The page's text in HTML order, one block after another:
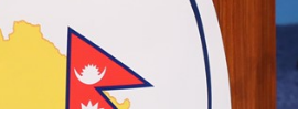
र प्रहरीबिच झडपः तीनकुने-वानेश्वर क्षेत्र
अडियन्स च्वाइस अवार्ड
प्रेस सेन्टरको
हानलाई मजदुर संगठनहरुको ध्यानाकर्षण